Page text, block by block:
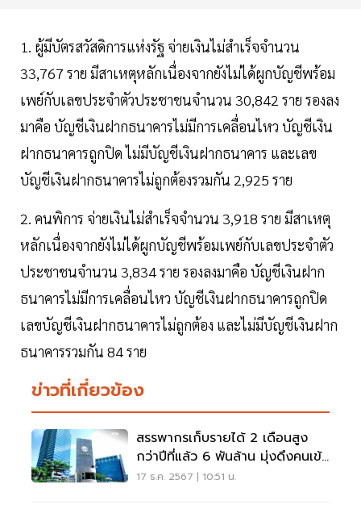
1. ผู้มีบัตรสวัสดิการแห่งรัฐ จ่ายเงินไม่สำเร็จจำนวน
33,767 ราย มีสาเหตุหลักเนื่องจากยังไม่ได้ผูกบัญชีพร้อม
เพย์กับเลขประจำตัวประชาชนจำนวน 30,842 ราย รองลง
มาคือ บัญชีเงินฝากธนาคารไม่มีการเคลื่อนไหว บัญชีเงิน
ฝากธนาคารถูกปิด ไม่มีบัญชีเงินฝากธนาคาร และเลข
บัญชีเงินฝากธนาคารไม่ถูกต้องรวมกัน 2,925 ราย
2. คนพิการ จ่ายเงินไม่สำเร็จจำนวน 3,918 ราย มีสาเหตุ
หลักเนื่องจากยังไม่ได้ผูกบัญชีพร้อมเพย์กับเลขประจำตัว
ประชาชนจำนวน 3,834 ราย รองลงมาคือ บัญชีเงินฝาก
ธนาคารไม่มีการเคลื่อนไหว บัญชีเงินฝากธนาคารถูกปิด
เลขบัญชีเงินฝากธนาคารไม่ถูกต้อง และไม่มีบัญชีเงินฝาก
ธนาคารรวมกัน 84 ราย
ข่าวที่เกี่ยวข้อง
สรรพากรเก็บรายได้ 2 เดือนสูง
กว่าปีที่แล้ว 6 พันล้าน มุ่งดึงคนเข้า
ระบบภาษี
17 ธ.ค. 2567 | 10:51 น.